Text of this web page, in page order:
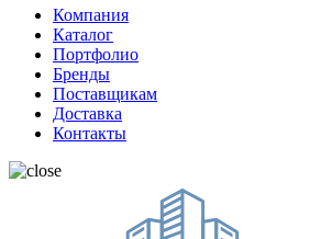
Компания
Каталог
Портфолио
Бренды
Поставщикам
Доставка
Контакты